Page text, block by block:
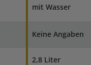
mit Wasser
Keine Angaben
2,8 Liter